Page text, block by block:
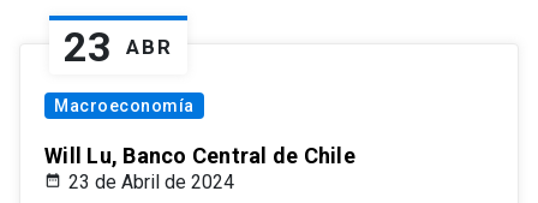
23 ABR
Macroeconomía
Will Lu, Banco Central de Chile
23 de Abril de 2024